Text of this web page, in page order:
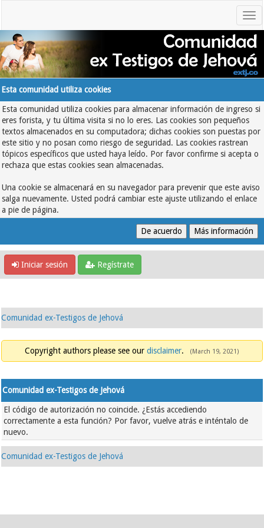
Esta comunidad utiliza cookies
Esta comunidad utiliza cookies para almacenar información de ingreso si
eres forista, y tu última visita si no lo eres. Las cookies son pequeños
textos almacenados en su computadora; dichas cookies son puestas por
este sitio y no posan como riesgo de seguridad. Las cookies rastrean
tópicos específicos que usted haya leído. Por favor confirme si acepta o
rechaza que estas cookies sean almacenadas.
Una cookie se almacenará en su navegador para prevenir que este aviso
salga nuevamente. Usted podrá cambiar este ajuste utilizando el enlace
a pie de página.
Iniciar sesión Regístrate
Comunidad ex-Testigos de Jehová
Copyright authors please see our disclaimer. (March 19, 2021)
Comunidad ex-Testigos de Jehová
El código de autorización no coincide. ¿Estás accediendo
correctamente a esta función? Por favor, vuelve atrás e inténtalo de
nuevo.
Comunidad ex-Testigos de Jehová